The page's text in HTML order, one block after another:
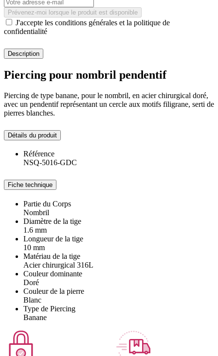
Prévenez-moi lorsque le produit est disponible
J'accepte les conditions générales et la politique de
confidentialité
Description
Piercing pour nombril pendentif
Piercing de type banane, pour le nombril, en acier chirurgical doré,
avec un pendentif représentant un cercle aux motifs filigrane, serti de
pierres blanches.
Détails du produit
Référence
NSQ-5016-GDC
Fiche technique
Partie du Corps
Nombril
Diamètre de la tige
1.6 mm
Longueur de la tige
10 mm
Matériau de la tige
Acier chirurgical 316L
Couleur dominante
Doré
Couleur de la pierre
Blanc
Type de Piercing
Banane